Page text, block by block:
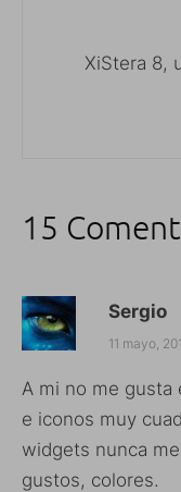
XiStera 8,
15
Sergio
11 mayo,
A mi no me gusta
e iconos muy
widgets nunca
gustos, colores.